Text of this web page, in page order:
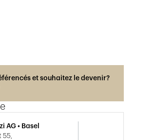
et souhaitez le devenir?
AG • Basel
55,